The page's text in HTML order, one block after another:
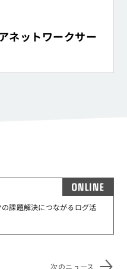
ネットワークサー
課題解決につながるログ活
次のニュース